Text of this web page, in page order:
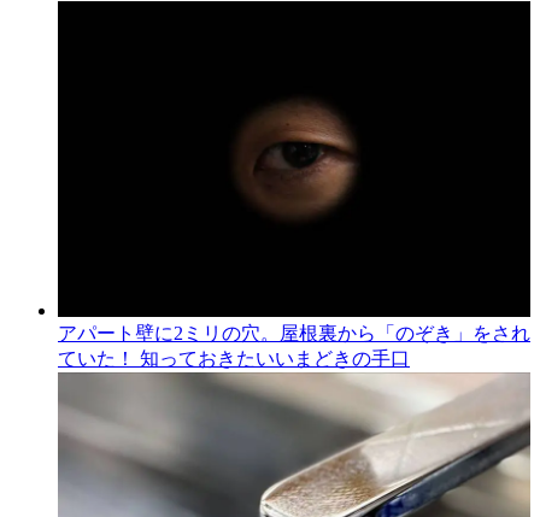
アパート壁に2ミリの穴。屋根裏から「のぞき」をされ
ていた！ 知っておきたいいまどきの手口